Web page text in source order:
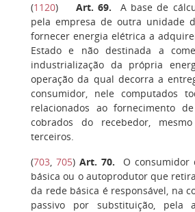
(1120) Art. 69.
A base de
pela empresa de outra unidade
fornecer energia elétrica a
Estado e não destinada a
industrialização da própria
operação da qual decorra a
consumidor, nele computados
relacionados ao fornecimento
cobrados do recebedor,
terceiros.
(703, 705) Art. 70. O consumidor
básica ou o autoprodutor que
da rede básica é responsável, na
passivo por substituição, pela